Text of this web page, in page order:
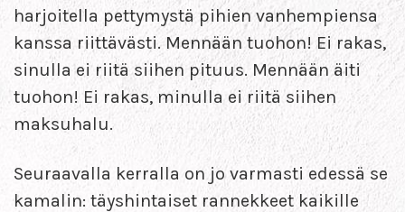
harjoitella pettymystä pihien vanhempiensa
kanssa riittävästi. Mennään tuohon! Ei rakas,
sinulla ei riitä siihen pituus. Mennään äiti
tuohon! Ei rakas, minulla ei riitä siihen
maksuhalu.
Seuraavalla kerralla on jo varmasti edessä se
kamalin: täyshintaiset rannekkeet kaikille